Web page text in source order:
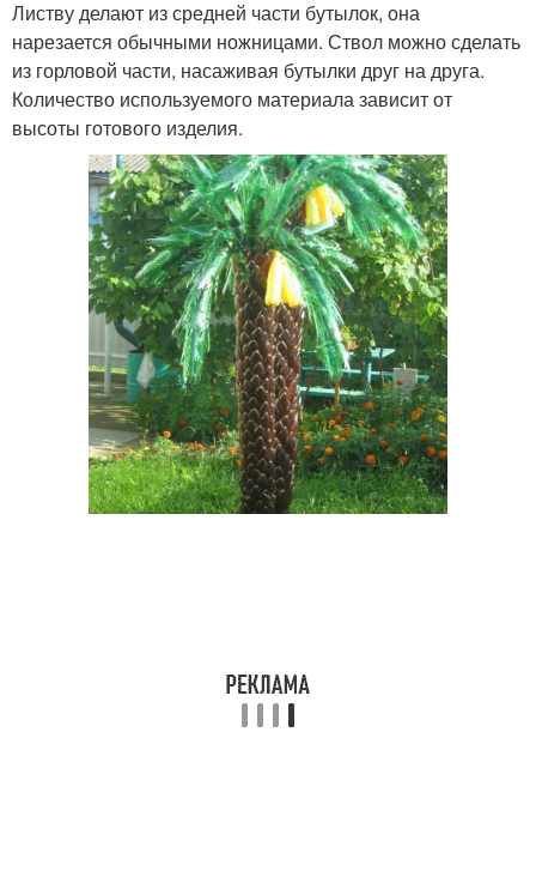
Листву делают из средней части бутылок, она
нарезается обычными ножницами. Ствол можно сделать
из горловой части, насаживая бутылки друг на друга.
Количество используемого материала зависит от
высоты готового изделия.